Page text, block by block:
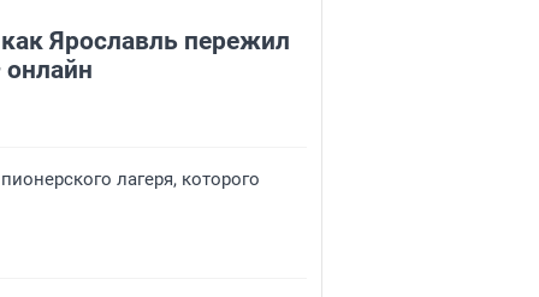
Ярославль пережил
лагеря, которого